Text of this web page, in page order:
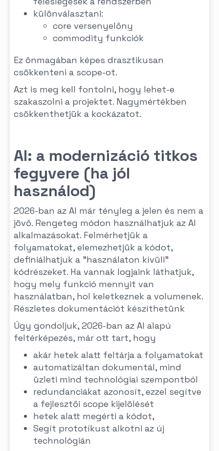
különválasztani:
core versenyelőny
commodity funkciók
Ez önmagában képes drasztikusan
csökkenteni a scope-ot.
Azt is meg kell fontolni, hogy lehet-e
szakaszolni a projektet. Nagymértékben
csökkenthetjük a kockázatot.
AI: a modernizáció titkos
fegyvere (ha jól
használod)
2026-ban az AI már tényleg a jelen és nem a
jövő. Rengeteg módon használhatjuk az AI
alkalmazásokat. Felmérhetjük a
folyamatokat, elemezhetjük a kódot,
definiálhatjuk a "használaton kívüli"
kódrészeket. Ha vannak logjaink láthatjuk,
hogy mely funkció mennyit van
használatban, hol keletkeznek a volumenek.
Részletes dokumentációt készíthetünk
Úgy gondoljuk, 2026-ban az AI alapú
feltérképezés, már ott tart, hogy
akár hetek alatt feltárja a folyamatokat
automatizáltan dokumentál, mind
üzleti mind technológiai szempontból
redundanciákat azonosít, ezzel segítve
a fejlesztői scope kijelölését
hetek alatt megérti a kódot,
Segít prototíkust alkotni az új
technológián